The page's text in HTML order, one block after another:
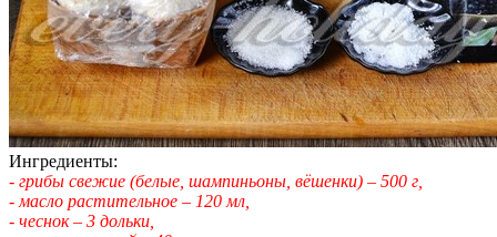
Ингредиенты:
- грибы свежие (белые, шампиньоны, вёшенки) – 500 г,
- масло растительное – 120 мл,
- чеснок – 3 дольки,